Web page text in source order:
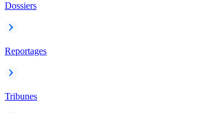
Dossiers
Reportages
Tribunes